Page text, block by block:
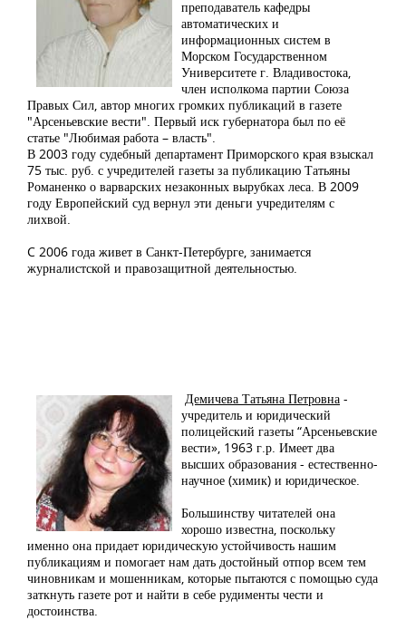
преподаватель кафедры
автоматических и
информационных систем в
Морском Государственном
Университете г. Владивостока,
член исполкома партии Союза
Правых Сил, автор многих громких публикаций в газете
"Арсеньевские вести". Первый иск губернатора был по её
статье "Любимая работа – власть".
В 2003 году судебный департамент Приморского края взыскал
75 тыс. руб. с учредителей газеты за публикацию Татьяны
Романенко о варварских незаконных вырубках леса. В 2009
году Европейский суд вернул эти деньги учредителям с
лихвой.
C 2006 года живет в Санкт-Петербурге, занимается
журналистской и правозащитной деятельностью.
Демичева Татьяна Петровна -
учредитель и юридический
полицейский газеты “Арсеньевские
вести», 1963 г.р. Имеет два
высших образования - естественно-
научное (химик) и юридическое.
Большинству читателей она
хорошо известна, поскольку
именно она придает юридическую устойчивость нашим
публикациям и помогает нам дать достойный отпор всем тем
чиновникам и мошенникам, которые пытаются с помощью суда
заткнуть газете рот и найти в себе рудименты чести и
достоинства.